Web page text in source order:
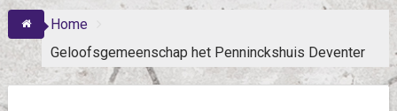
Home
Geloofsgemeenschap het Penninckshuis Deventer